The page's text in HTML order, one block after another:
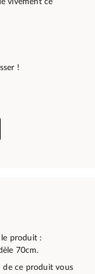
vivement ce
!
le produit :
70cm.
de ce produit vous